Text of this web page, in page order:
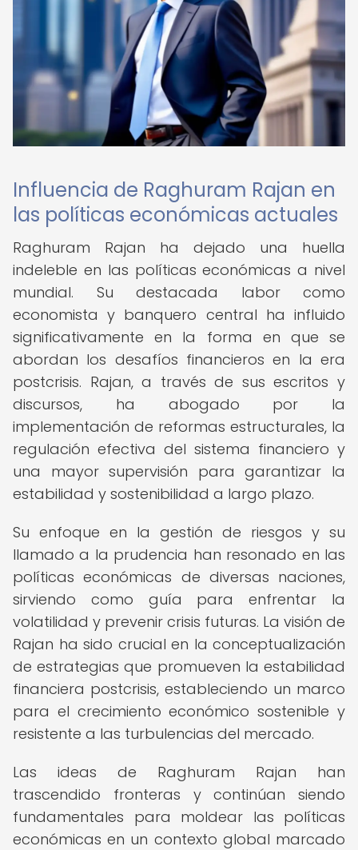
Influencia de Raghuram Rajan en
las políticas económicas actuales
Raghuram Rajan ha dejado una huella
indeleble en las políticas económicas a nivel
mundial. Su destacada labor como
economista y banquero central ha influido
significativamente en la forma en que se
abordan los desafíos financieros en la era
postcrisis. Rajan, a través de sus escritos y
discursos, ha abogado por la
implementación de reformas estructurales, la
regulación efectiva del sistema financiero y
una mayor supervisión para garantizar la
estabilidad y sostenibilidad a largo plazo.
Su enfoque en la gestión de riesgos y su
llamado a la prudencia han resonado en las
políticas económicas de diversas naciones,
sirviendo como guía para enfrentar la
volatilidad y prevenir crisis futuras. La visión de
Rajan ha sido crucial en la conceptualización
de estrategias que promueven la estabilidad
financiera postcrisis, estableciendo un marco
para el crecimiento económico sostenible y
resistente a las turbulencias del mercado.
Las ideas de Raghuram Rajan han
trascendido fronteras y continúan siendo
fundamentales para moldear las políticas
económicas en un contexto global marcado